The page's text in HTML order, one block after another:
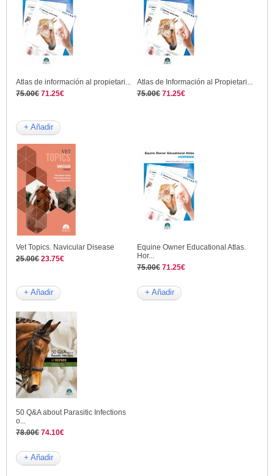
Atlas de información al propietari...
75.00€ 71.25€
+ Añadir
Atlas de Información al Propietari...
75.00€ 71.25€
Vet Topics. Navicular Disease
25.00€ 23.75€
+ Añadir
Equine Owner Educational Atlas.
Hor...
75.00€ 71.25€
+ Añadir
50 Q&A about Parasitic Infections
o...
78.00€ 74.10€
+ Añadir